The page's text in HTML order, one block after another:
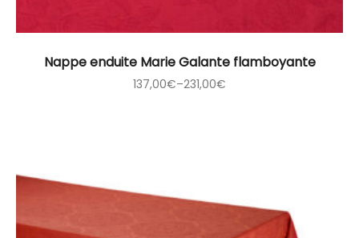
Nappe enduite Marie Galante flamboyante
137,00€–231,00€